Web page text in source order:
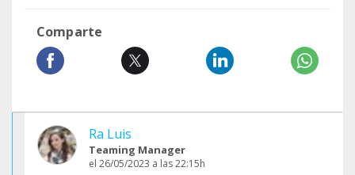
Comparte
Ra Luis
Teaming Manager
el 26/05/2023 a las 22:15h